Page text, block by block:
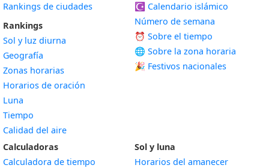
Rankings de ciudades
Rankings
Sol y luz diurna
Geografía
Zonas horarias
Horarios de oración
Luna
Tiempo
Calidad del aire
☪️ Calendario islámico
Número de semana
⏰ Sobre el tiempo
🌐 Sobre la zona horaria
🎉 Festivos nacionales
Calculadoras
Calculadora de tiempo
Sol y luna
Horarios del amanecer